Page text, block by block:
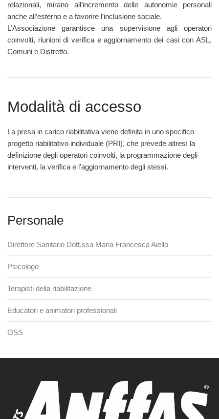
relazionali, mirano all’incremento delle autonomie personali
anche all’esterno e a favorire l’inclusione sociale.
L’Associazione garantisce una supervisione agli operatori
coinvolti, riunioni di verifica e aggiornamento dei casi con ASL,
Comuni e Distretto.
Modalità di accesso
La presa in carico riabilitativa viene definita in uno specifico
progetto riabilitativo individuale (PRI), che prevede altresì la
definizione degli operatori coinvolti, la programmazione degli
interventi, la verifica e l’aggiornamento degli stessi.
Personale
Direttore Sanitario Dott.ssa Maria Francesca Aiello
Psicologo
Terapisti della riabilitazione
Educatori e animatori professionali
OSS